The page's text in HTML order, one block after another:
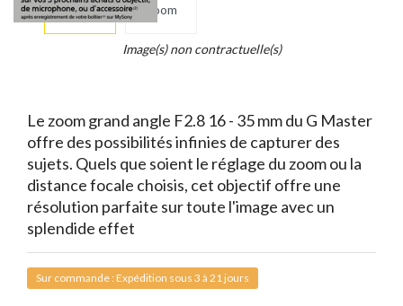
Zoom
Legend...
Image(s) non contractuelle(s)
Le zoom grand angle F2.8 16 - 35 mm du G Master
offre des possibilités infinies de capturer des
sujets. Quels que soient le réglage du zoom ou la
distance focale choisis, cet objectif offre une
résolution parfaite sur toute l'image avec un
splendide effet
Sur commande : Expédition sous 3 à 21 jours